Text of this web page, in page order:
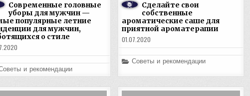
Современные головные
уборы для мужчин —
популярные летние
для мужчин,
о стиле
и рекомендации
Сделайте свои
собственные
ароматические саше для
приятной ароматерапии
01.07.2020
Posted
Советы и рекомендации